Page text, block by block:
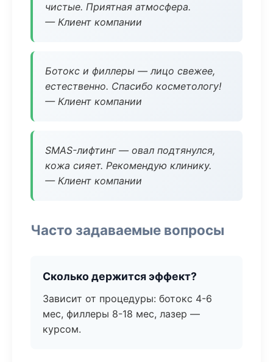
чистые. Приятная атмосфера.
— Клиент компании
Ботокс и филлеры — лицо свежее,
естественно. Спасибо косметологу!
— Клиент компании
SMAS-лифтинг — овал подтянулся,
кожа сияет. Рекомендую клинику.
— Клиент компании
Часто задаваемые вопросы
Сколько держится эффект?
Зависит от процедуры: ботокс 4-6
мес, филлеры 8-18 мес, лазер —
курсом.